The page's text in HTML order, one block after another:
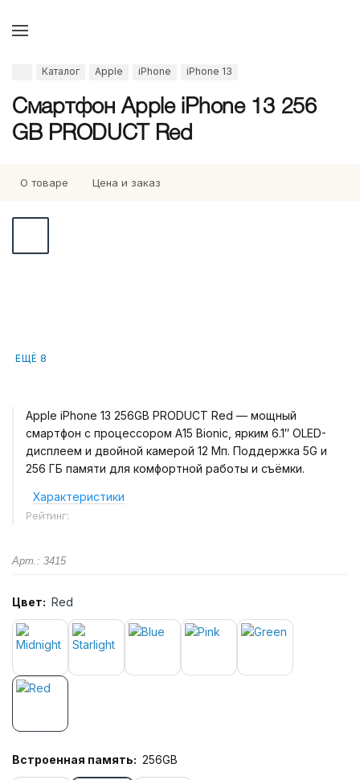
Каталог Apple iPhone iPhone 13
Смартфон Apple iPhone 13 256
GB PRODUCT Red
О товаре Цена и заказ
ЕЩЁ 8
Apple iPhone 13 256GB PRODUCT Red — мощный
смартфон с процессором A15 Bionic, ярким 6.1″ OLED-
дисплеем и двойной камерой 12 Мп. Поддержка 5G и
256 ГБ памяти для комфортной работы и съёмки.
Характеристики
Рейтинг:
Арт.: 3415
Цвет: Red
Встроенная память: 256GB